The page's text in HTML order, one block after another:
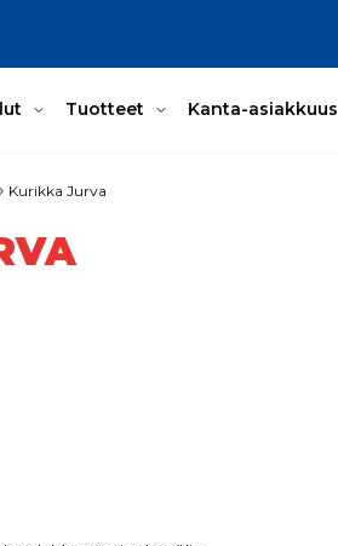
Tuotteet Kanta-asiakkuus
Kurikka Jurva